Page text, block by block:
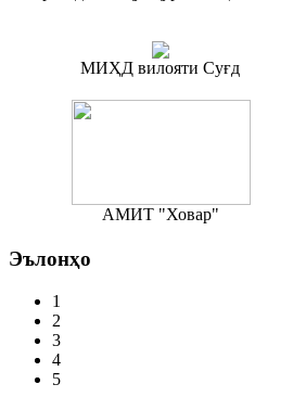
МИҲД вилояти Суғд
АМИТ "Ховар"
Эълонҳо
1
2
3
4
5